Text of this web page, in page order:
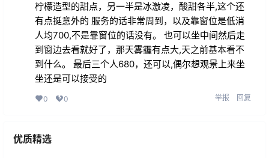
柠檬造型的甜点，另一半是冰激凌，酸甜各半,这个还
有点挺意外的 服务的话非常周到，以及靠窗位是低消
人均700,不是靠窗位的话没有。 也可以坐中间然后走
到窗边去看就好了，那天雾霾有点大,天之前基本看不
到什么。 最后三个人680，还可以,偶尔想观景上来坐
坐还是可以接受的
0 0 举报 回复
优质精选